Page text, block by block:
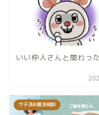
いい仲人さんと関わった
サチ活✿婚活相談